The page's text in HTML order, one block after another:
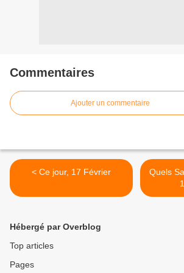
Commentaires
Ajouter un commentaire
< Ce jour, 17 Février
Quels
Hébergé par Overblog
Top articles
Pages